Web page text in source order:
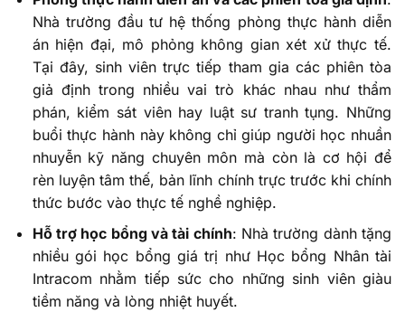
Nhà trường đầu tư hệ thống phòng thực hành diễn
án hiện đại, mô phỏng không gian xét xử thực tế.
Tại đây, sinh viên trực tiếp tham gia các phiên tòa
giả định trong nhiều vai trò khác nhau như thẩm
phán, kiểm sát viên hay luật sư tranh tụng. Những
buổi thực hành này không chỉ giúp người học nhuần
nhuyễn kỹ năng chuyên môn mà còn là cơ hội để
rèn luyện tâm thế, bản lĩnh chính trực trước khi chính
thức bước vào thực tế nghề nghiệp.
Hỗ trợ học bổng và tài chính: Nhà trường dành tặng
nhiều gói học bổng giá trị như Học bổng Nhân tài
Intracom nhằm tiếp sức cho những sinh viên giàu
tiềm năng và lòng nhiệt huyết.